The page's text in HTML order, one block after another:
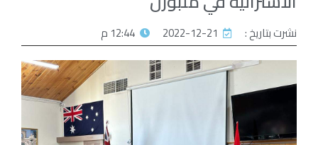
نشرت بتاريخ : 2022-12-21 12:44 م